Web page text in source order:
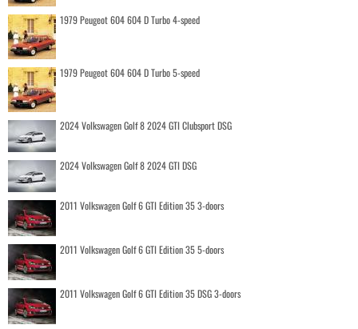
1979 Peugeot 604 604 D Turbo 4-speed
1979 Peugeot 604 604 D Turbo 5-speed
2024 Volkswagen Golf 8 2024 GTI Clubsport DSG
2024 Volkswagen Golf 8 2024 GTI DSG
2011 Volkswagen Golf 6 GTI Edition 35 3-doors
2011 Volkswagen Golf 6 GTI Edition 35 5-doors
2011 Volkswagen Golf 6 GTI Edition 35 DSG 3-doors